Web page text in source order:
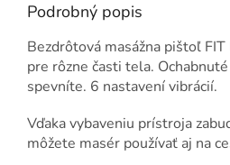
Podrobný popis
Bezdrôtová masážna pištoľ
pre rôzne časti tela.
spevníte. 6 nastavení vibrácií.
Vďaka vybaveniu prístroja
môžete masér používať aj na